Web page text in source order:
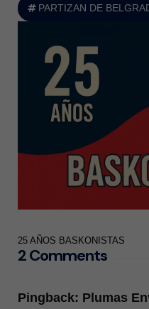
PARTIZAN DE
25 AÑOS BASKONISTAS
2 Comments
Pingback: Plumas